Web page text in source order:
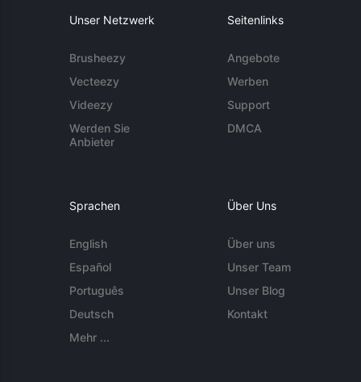
Unser Netzwerk
Brusheezy
Vecteezy
Videezy
Werden Sie
Anbieter
Seitenlinks
Angebote
Werben
Support
DMCA
Sprachen
English
Español
Português
Deutsch
Mehr ...
Über Uns
Über uns
Unser Team
Unser Blog
Kontakt